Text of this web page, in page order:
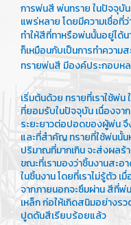
การพ่นสี พ่นทราย ในปัจจุบัน
แพร่หลาย โดยมีความเชื่อที่ว่
ทำให้สีที่ทาหรือพ่นนั้นอยู่ได้
ก็เหมือนกับเป็นการทำความ
ทรายพ่นสี มีองค์ประกอบห
เริ่มต้นด้วย ทรายที่เราใช้พ่
ที่ยอมรับในปัจจุบัน เนื่องจา
ระยะยาวต่อปอดของผู้พ่น จึ
และที่สำคัญ ทรายที่ใช้พ่นนั้
ปริมาณที่มากเกิน จะส่งผลร้
ขณะที่เรามองว่าชิ้นงานสะ
ในชิ้นงาน โดยที่เราไม่รู้ตัว เ
จากภายนอกจะซึมผ่าน สีที่พ่
เหล็ก ก่อให้เกิดสนิมอย่างร
ปูดดันสีเรียบร้อยแล้ว